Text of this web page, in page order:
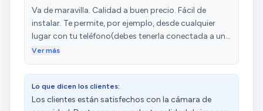
completa oscuridad puedo ver lo que sucede.
Funciones: La cámara tiene un montón de funciones
que me resultan muy útiles, como: Detección de
automático: la cámara sigue automáticamente el
movimiento que detecta, así que no pierdo de vista a
Va de maravilla. Calidad a buen precio. Fácil de
instalar. Te permite, por ejemplo, desde cualquier
lugar con tu teléfono(debes tenerla conectada a una
red wifi), ver que está pasando donde la instalas.
abajo, acercar y alejar, grabar en la nuebe y o en una
micro SD, por la noche a oscuras se ve bastante bien
con sus infrarrojos, puedes ponerle para que haga de
Ver más
Lo que dicen los clientes:
Los clientes están satisfechos con la cámara de